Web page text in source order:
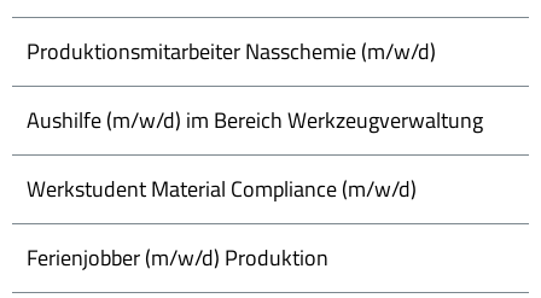
Produktionsmitarbeiter Nasschemie (m/w/d)
Aushilfe (m/w/d) im Bereich Werkzeugverwaltung
Werkstudent Material Compliance (m/w/d)
Ferienjobber (m/w/d) Produktion